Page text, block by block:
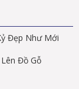
Đẹp Như Mới
Đồ Gỗ